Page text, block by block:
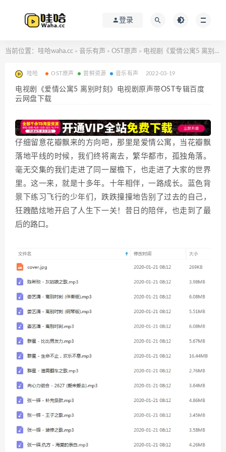
登录
当前位置： 哇哈waha.cc > 音乐有声 > OST原声 > 电视剧《爱情公寓5 离别时刻》电视剧原声带OST专辑百度云网盘下载
哇哈 OST原声 尝鲜资源 音乐有声 2022-03-19
电视剧《爱情公寓5 离别时刻》电视剧原声带OST专辑百度
云网盘下载
仔细留意花瓣飘来的方向吧，那里是爱情公寓，当花瓣飘
落地平线的时候，我们终将离去，繁华都市，孤独角落。
毫无交集的我们走进了同一屋檐下，也走进了大家的世界
里。这一来，就是十多年。十年相伴，一路成长。蓝色背
景下练习飞行的少年们，跌跌撞撞地告别了过去的自己，
狂跩酷炫地开启了人生下一关！昔日的陪伴，也走到了最
后的路口。